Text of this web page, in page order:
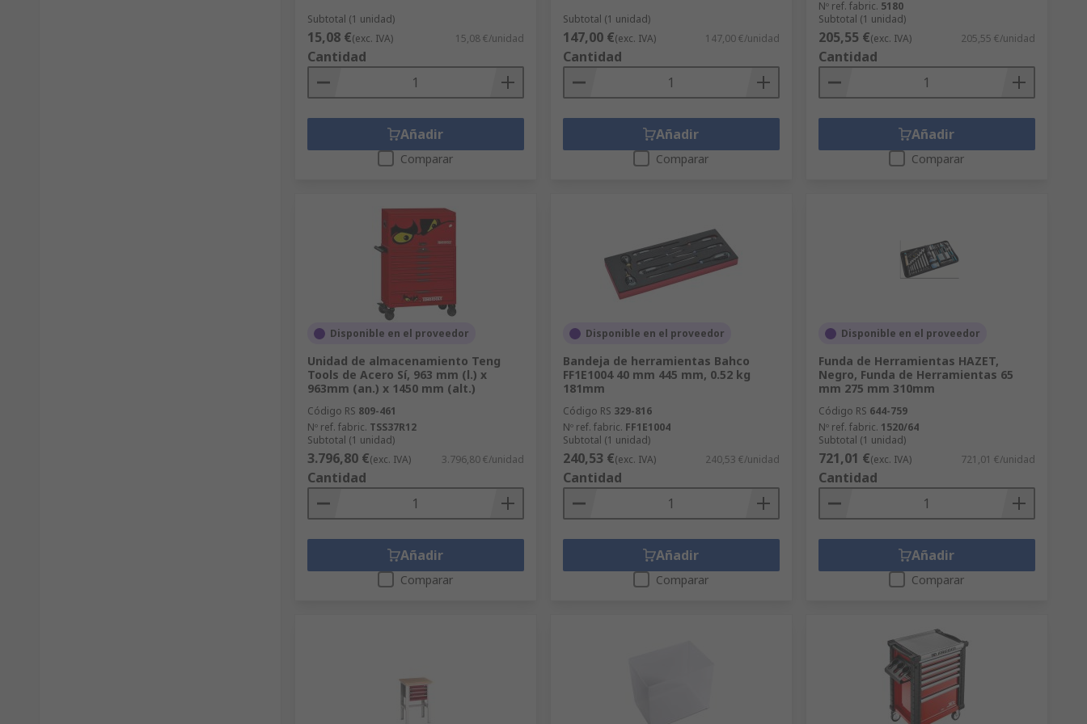
Subtotal (1 unidad)
15,08 €(exc. IVA) 15,08 €/unidad
Cantidad
Añadir
Comparar
Subtotal (1 unidad)
147,00 €(exc. IVA) 147,00 €/unidad
Cantidad
Añadir
Comparar
Nº ref. fabric. 5180
Subtotal (1 unidad)
205,55 €(exc. IVA) 205,55 €/unidad
Cantidad
Añadir
Comparar
Disponible en el proveedor
Unidad de almacenamiento Teng
Tools de Acero Sí, 963 mm (l.) x
963mm (an.) x 1450 mm (alt.)
Código RS 809-461
Nº ref. fabric. TSS37R12
Subtotal (1 unidad)
3.796,80 €(exc. IVA) 3.796,80 €/unidad
Cantidad
Añadir
Comparar
Disponible en el proveedor
Bandeja de herramientas Bahco
FF1E1004 40 mm 445 mm, 0.52 kg
181mm
Código RS 329-816
Nº ref. fabric. FF1E1004
Subtotal (1 unidad)
240,53 €(exc. IVA) 240,53 €/unidad
Cantidad
Añadir
Comparar
Disponible en el proveedor
Funda de Herramientas HAZET,
Negro, Funda de Herramientas 65
mm 275 mm 310mm
Código RS 644-759
Nº ref. fabric. 1520/64
Subtotal (1 unidad)
721,01 €(exc. IVA) 721,01 €/unidad
Cantidad
Añadir
Comparar